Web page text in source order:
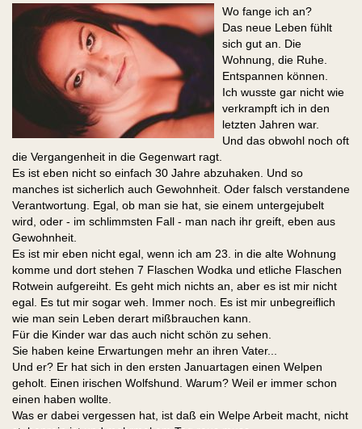
Wo fange ich an?
Das neue Leben fühlt
sich gut an. Die
Wohnung, die Ruhe.
Entspannen können.
Ich wusste gar nicht wie
verkrampft ich in den
letzten Jahren war.
Und das obwohl noch oft
die Vergangenheit in die Gegenwart ragt.
Es ist eben nicht so einfach 30 Jahre abzuhaken. Und so
manches ist sicherlich auch Gewohnheit. Oder falsch verstandene
Verantwortung. Egal, ob man sie hat, sie einem untergejubelt
wird, oder - im schlimmsten Fall - man nach ihr greift, eben aus
Gewohnheit.
Es ist mir eben nicht egal, wenn ich am 23. in die alte Wohnung
komme und dort stehen 7 Flaschen Wodka und etliche Flaschen
Rotwein aufgereiht. Es geht mich nichts an, aber es ist mir nicht
egal. Es tut mir sogar weh. Immer noch. Es ist mir unbegreiflich
wie man sein Leben derart mißbrauchen kann.
Für die Kinder war das auch nicht schön zu sehen.
Sie haben keine Erwartungen mehr an ihren Vater...
Und er? Er hat sich in den ersten Januartagen einen Welpen
geholt. Einen irischen Wolfshund. Warum? Weil er immer schon
einen haben wollte.
Was er dabei vergessen hat, ist daß ein Welpe Arbeit macht, nicht